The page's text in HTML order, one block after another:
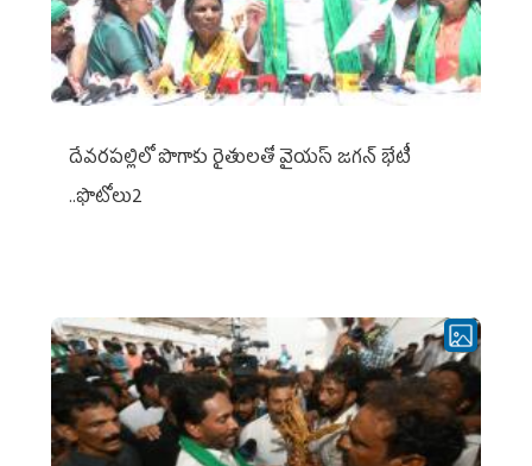
దేవరపల్లిలో పొగాకు రైతులతో వైయస్ జగన్ భేటీ
..ఫొటోలు2